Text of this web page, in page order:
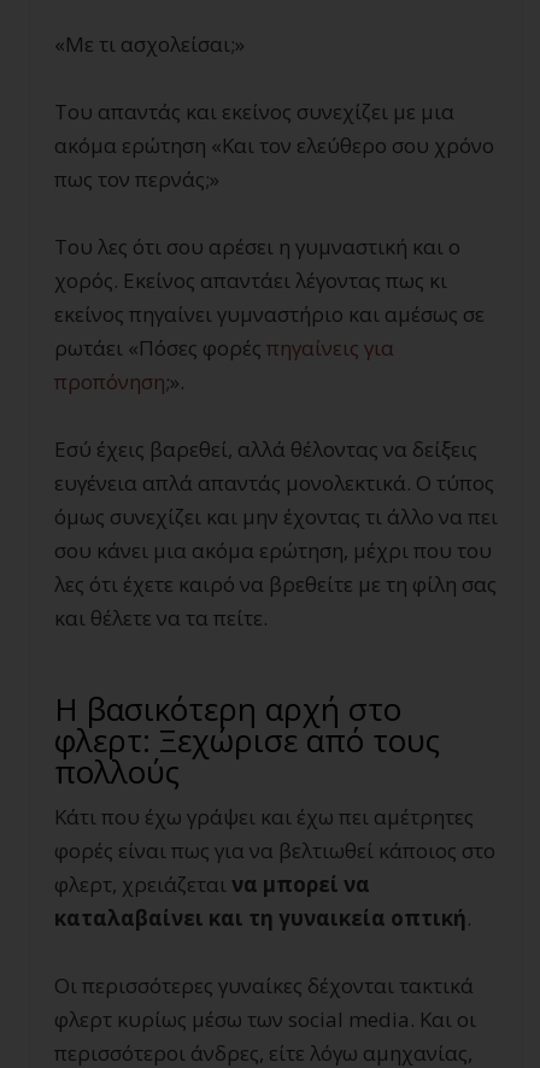
«Με τι ασχολείσαι;»
Του απαντάς και εκείνος συνεχίζει με μια
ακόμα ερώτηση «Και τον ελεύθερο σου χρόνο
πως τον περνάς;»
Του λες ότι σου αρέσει η γυμναστική και ο
χορός. Εκείνος απαντάει λέγοντας πως κι
εκείνος πηγαίνει γυμναστήριο και αμέσως σε
ρωτάει «Πόσες φορές πηγαίνεις για
προπόνηση;».
Εσύ έχεις βαρεθεί, αλλά θέλοντας να δείξεις
ευγένεια απλά απαντάς μονολεκτικά. Ο τύπος
όμως συνεχίζει και μην έχοντας τι άλλο να πει
σου κάνει μια ακόμα ερώτηση, μέχρι που του
λες ότι έχετε καιρό να βρεθείτε με τη φίλη σας
και θέλετε να τα πείτε.
Η βασικότερη αρχή στο
φλερτ: Ξεχώρισε από τους
πολλούς
Κάτι που έχω γράψει και έχω πει αμέτρητες
φορές είναι πως για να βελτιωθεί κάποιος στο
φλερτ, χρειάζεταινα μπορεί να
καταλαβαίνει και τη γυναικεία οπτική.
Οι περισσότερες γυναίκες δέχονται τακτικά
φλερτ κυρίως μέσω των social media. Και οι
περισσότεροι άνδρες, είτε λόγω αμηχανίας,